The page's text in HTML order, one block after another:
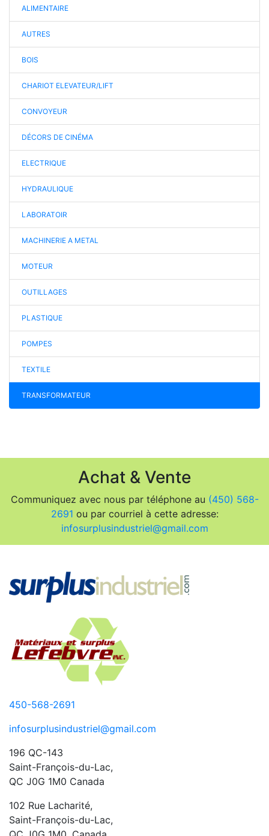
ALIMENTAIRE
AUTRES
BOIS
CHARIOT ELEVATEUR/LIFT
CONVOYEUR
DÉCORS DE CINÉMA
ELECTRIQUE
HYDRAULIQUE
LABORATOIR
MACHINERIE A METAL
MOTEUR
OUTILLAGES
PLASTIQUE
POMPES
TEXTILE
TRANSFORMATEUR
Achat & Vente
Communiquez avec nous par téléphone au (450) 568-
2691 ou par courriel à cette adresse:
infosurplusindustriel@gmail.com
450-568-2691
infosurplusindustriel@gmail.com
196 QC-143
Saint-François-du-Lac,
QC J0G 1M0 Canada
102 Rue Lacharité,
Saint-François-du-Lac,